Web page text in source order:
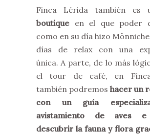
Finca Lérida también es
boutique en el que poder
como en su día hizo
días de relax con una
única. A parte, de lo más
el tour de café, en
también podremos hacer un
con un guía
avistamiento de aves e
descubrir la fauna y flora